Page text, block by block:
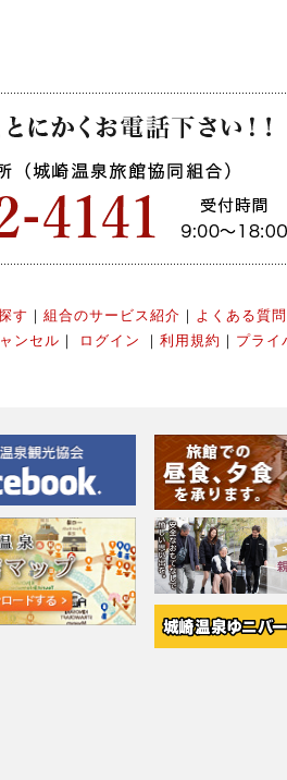
す ｜ 組合のサービス紹介 ｜ よくある質問
ンセル ｜ ログイン ｜ 利用規約 ｜ プライ